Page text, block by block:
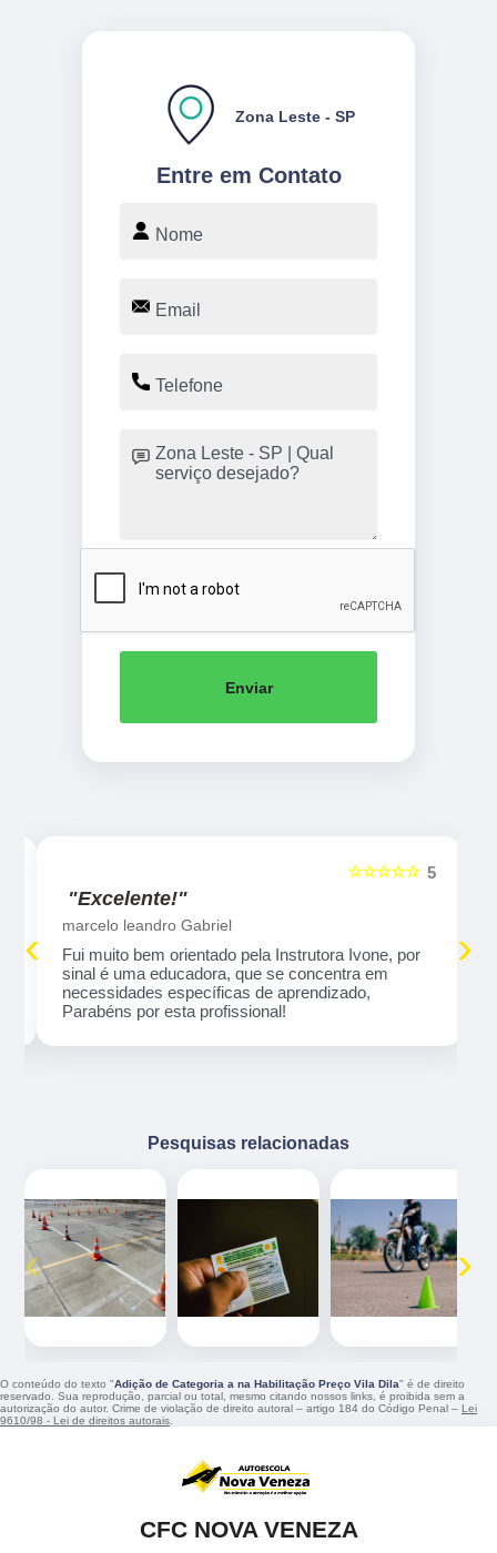
Entre em Contato
Zona Leste - SP
Enviar
5
☆☆☆☆☆
"Excelente!"
marcelo leandro Gabriel
Fui muito bem orientado pela Instrutora Ivone, por
sinal é uma educadora, que se concentra em
necessidades específicas de aprendizado,
Parabéns por esta profissional!
‹ ›
Pesquisas relacionadas
‹ ›
O conteúdo do texto "Adição de Categoria a na Habilitação Preço Vila Dila" é de direito
reservado. Sua reprodução, parcial ou total, mesmo citando nossos links, é proibida sem a
autorização do autor. Crime de violação de direito autoral – artigo 184 do Código Penal – Lei
9610/98 - Lei de direitos autorais
CFC NOVA VENEZA